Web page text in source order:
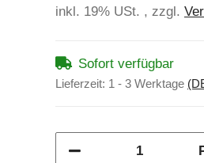
inkl. 19% USt. , zzgl.
Sofort verfügbar
Lieferzeit: 1 - 3 Werktage